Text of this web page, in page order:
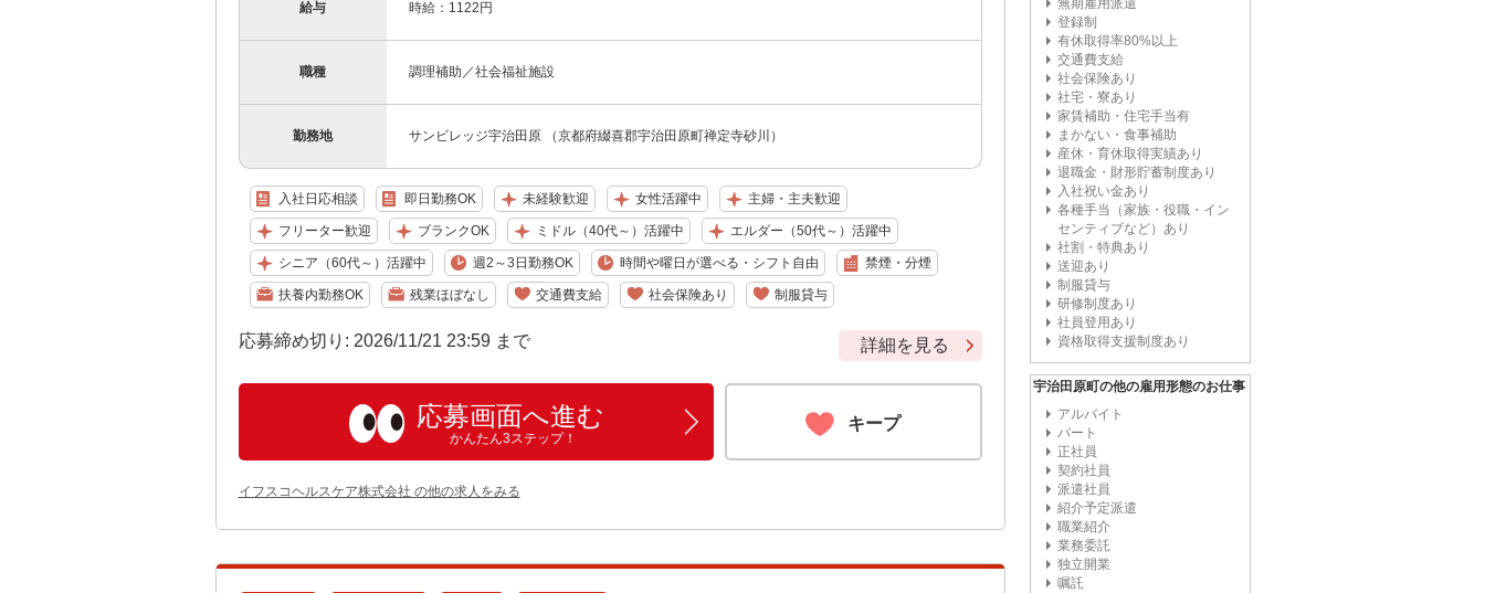
給与 時給：1122円
職種 調理補助／社会福祉施設
勤務地 サンビレッジ宇治田原 （京都府綴喜郡宇治田原町禅定寺砂川）
入社日応相談 即日勤務OK 未経験歓迎 女性活躍中 主婦・主夫歓迎
フリーター歓迎 ブランクOK ミドル（40代～）活躍中 エルダー（50代～）活躍中
シニア（60代～）活躍中 週2～3日勤務OK 時間や曜日が選べる・シフト自由 禁煙・分煙
扶養内勤務OK 残業ほぼなし 交通費支給 社会保険あり 制服貸与
応募締め切り: 2026/11/21 23:59 まで 詳細を見る
応募画面へ進む
かんたん3ステップ！
キープ
イフスコヘルスケア株式会社 の他の求人をみる
無期雇用派遣
登録制
有休取得率80%以上
交通費支給
社会保険あり
社宅・寮あり
家賃補助・住宅手当有
まかない・食事補助
産休・育休取得実績あり
退職金・財形貯蓄制度あり
入社祝い金あり
各種手当（家族・役職・イン
センティブなど）あり
社割・特典あり
送迎あり
制服貸与
研修制度あり
社員登用あり
資格取得支援制度あり
宇治田原町の他の雇用形態のお仕事
アルバイト
パート
正社員
契約社員
派遣社員
紹介予定派遣
職業紹介
業務委託
独立開業
嘱託